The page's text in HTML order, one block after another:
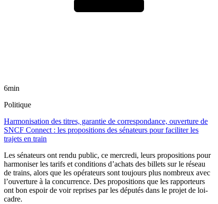
6min
Politique
Harmonisation des titres, garantie de correspondance, ouverture de
SNCF Connect : les propositions des sénateurs pour faciliter les
trajets en train
Les sénateurs ont rendu public, ce mercredi, leurs propositions pour
harmoniser les tarifs et conditions d’achats des billets sur le réseau
de trains, alors que les opérateurs sont toujours plus nombreux avec
l’ouverture à la concurrence. Des propositions que les rapporteurs
ont bon espoir de voir reprises par les députés dans le projet de loi-
cadre.